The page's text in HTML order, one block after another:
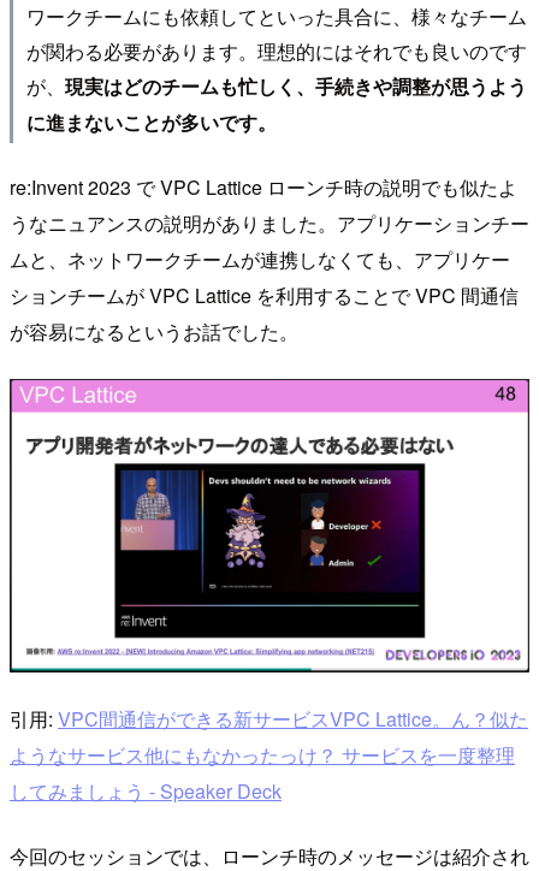
ワークチームにも依頼してといった具合に、様々なチーム
が関わる必要があります。理想的にはそれでも良いのです
が、 現実はどのチームも忙しく、手続きや調整が思うよう
に進まないことが多いです。
re:Invent 2023 で VPC Lattice ローンチ時の説明でも似たよ
うなニュアンスの説明がありました。アプリケーションチー
ムと、ネットワークチームが連携しなくても、アプリケー
ションチームが VPC Lattice を利用することで VPC 間通信
が容易になるというお話でした。
引用: VPC間通信ができる新サービスVPC Lattice。ん？似た
ようなサービス他にもなかったっけ？ サービスを一度整理
してみましょう - Speaker Deck
今回のセッションでは、ローンチ時のメッセージは紹介され